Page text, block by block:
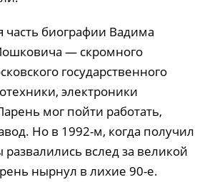
биографии Вадима
— скромного
государственного
электроники
мог пойти работать,
Но в 1992-м, когда получил
вслед за великой
нырнул в лихие 90-е.